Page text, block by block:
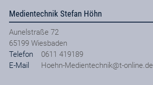
Medientechnik Stefan Höhn
Aunelstraße 72
65199 Wiesbaden
Telefon
0611 419189
E-Mail
Hoehn-Medientechnik@t-online.de